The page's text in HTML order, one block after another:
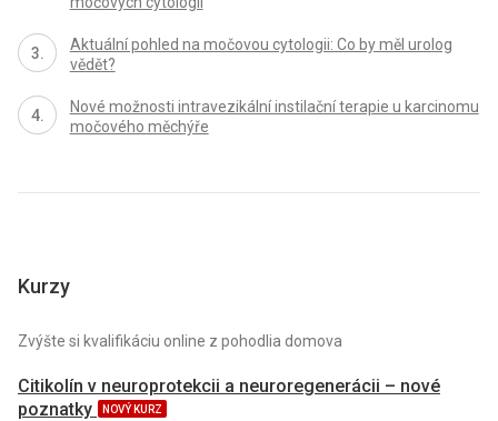
Aktuální pohled na močovou cytologii: Co by měl urolog
vědět?
Nové možnosti intravezikální instilační terapie u karcinomu
močového měchýře
Kurzy
Zvýšte si kvalifikáciu online z pohodlia domova
Citikolín v neuroprotekcii a neuroregenerácii – nové
poznatky
NOVÝ KURZ